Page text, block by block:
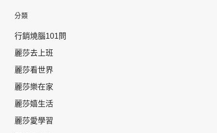
分類
行銷燒腦101問
麗莎去上班
麗莎看世界
麗莎樂在家
麗莎嬉生活
麗莎愛學習